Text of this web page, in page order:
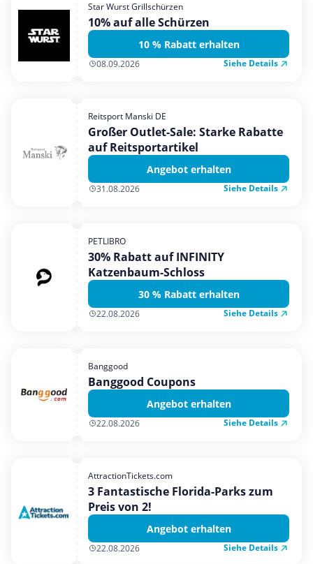
Mobilfunk & Internet
Mode & Accessoires
Shopping
Urlaub & Reise
Star Wurst Grillschürzen
10% auf alle Schürzen
10 % Rabatt erhalten
08.09.2026 Siehe Details
Reitsport Manski DE
Großer Outlet-Sale: Starke Rabatte
auf Reitsportartikel
Angebot erhalten
31.08.2026 Siehe Details
PETLIBRO
30% Rabatt auf INFINITY
Katzenbaum-Schloss
30 % Rabatt erhalten
22.08.2026 Siehe Details
Banggood
Banggood Coupons
Angebot erhalten
22.08.2026 Siehe Details
AttractionTickets.com
3 Fantastische Florida-Parks zum
Preis von 2!
Angebot erhalten
22.08.2026 Siehe Details